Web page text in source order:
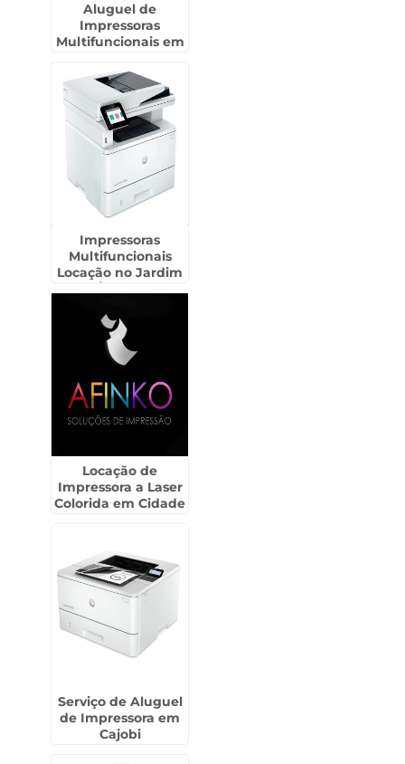
Aluguel de
Impressoras
Multifuncionais em
Impressoras
Multifuncionais
Locação no Jardim
Locação de
Impressora a Laser
Colorida em Cidade
Serviço de Aluguel
de Impressora em
Cajobi